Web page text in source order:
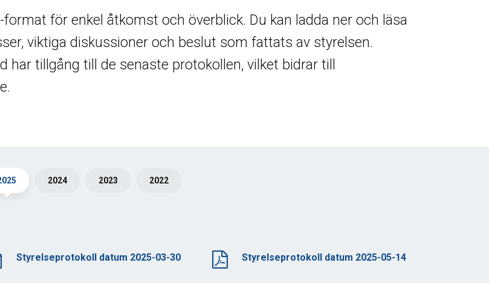
för enkel åtkomst och överblick. Du kan ladda ner och läsa
viktiga diskussioner och beslut som fattats av styrelsen.
tillgång till de senaste protokollen, vilket bidrar till
2024 2023 2022
Styrelseprotokoll datum 2025-03-30 Styrelseprotokoll datum 2025-05-14